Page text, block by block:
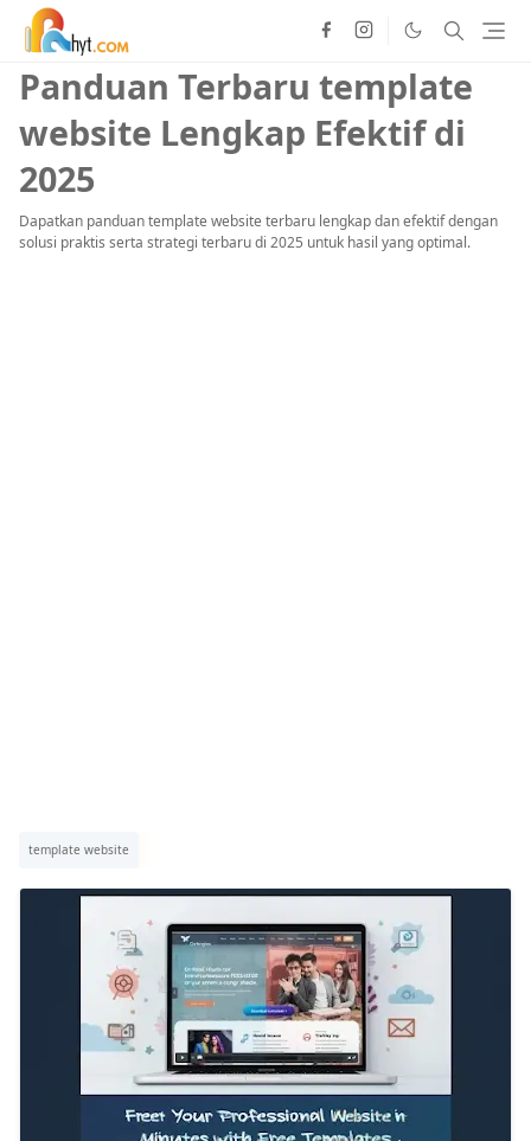
Panduan Terbaru template
website Lengkap Efektif di
2025
Dapatkan panduan template website terbaru lengkap dan efektif dengan
solusi praktis serta strategi terbaru di 2025 untuk hasil yang optimal.
template website